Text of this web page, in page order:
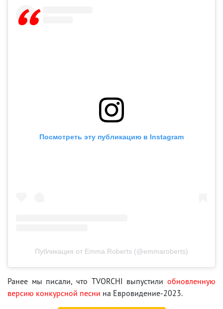
Посмотреть эту публикацию в Instagram
Публикация от Emma Roberts (@emmaroberts)
Ранее мы писали, что TVORCHI выпустили обновленную
версию конкурсной песни на Евровидение-2023.